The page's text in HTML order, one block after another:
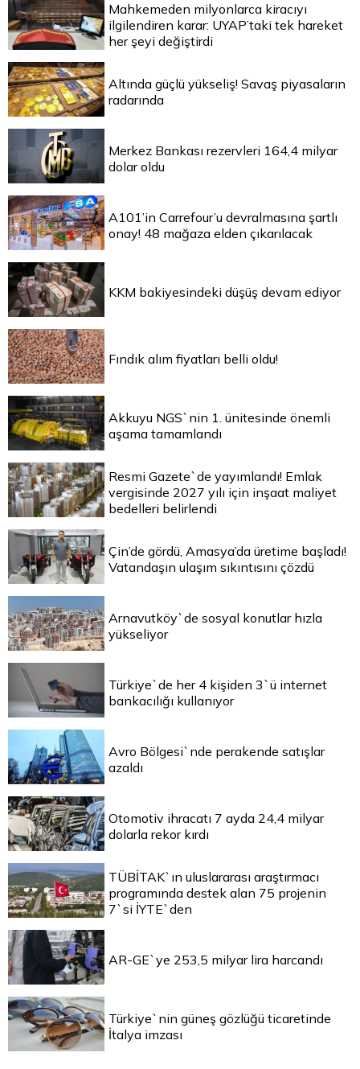
Mahkemeden milyonlarca kiracıyı
ilgilendiren karar: UYAP’taki tek hareket
her şeyi değiştirdi
Altında güçlü yükseliş! Savaş piyasaların
radarında
Merkez Bankası rezervleri 164,4 milyar
dolar oldu
A101’in Carrefour’u devralmasına şartlı
onay! 48 mağaza elden çıkarılacak
KKM bakiyesindeki düşüş devam ediyor
Fındık alım fiyatları belli oldu!
Akkuyu NGS`nin 1. ünitesinde önemli
aşama tamamlandı
Resmi Gazete`de yayımlandı! Emlak
vergisinde 2027 yılı için inşaat maliyet
bedelleri belirlendi
Çin’de gördü, Amasya’da üretime başladı!
Vatandaşın ulaşım sıkıntısını çözdü
Arnavutköy`de sosyal konutlar hızla
yükseliyor
Türkiye`de her 4 kişiden 3`ü internet
bankacılığı kullanıyor
Avro Bölgesi`nde perakende satışlar
azaldı
Otomotiv ihracatı 7 ayda 24,4 milyar
dolarla rekor kırdı
TÜBİTAK`ın uluslararası araştırmacı
programında destek alan 75 projenin
7`si İYTE`den
AR-GE`ye 253,5 milyar lira harcandı
Türkiye`nin güneş gözlüğü ticaretinde
İtalya imzası